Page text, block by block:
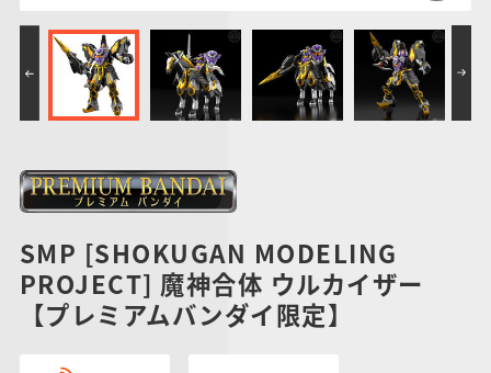
PROJECT R.E.D.・
スーパー戦隊シリー
ズ
ポケットモンスター
サンリオキャラクタ
ーズ
つりグミ SMPシリーズ キャラデコ
SMP [SHOKUGAN MODELING
PROJECT] 魔神合体 ウルカイザー
【プレミアムバンダイ限定】